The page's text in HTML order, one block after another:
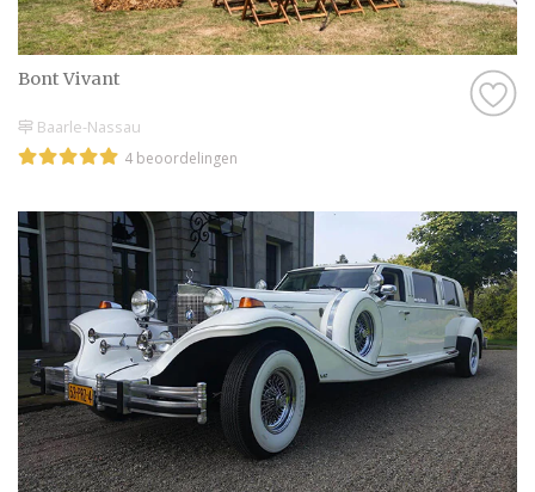
Bont Vivant
Baarle-Nassau
4 beoordelingen